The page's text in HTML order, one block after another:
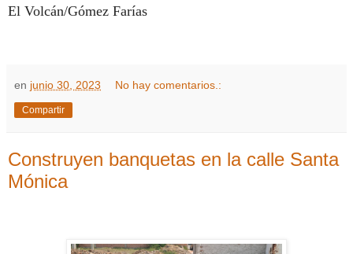
El Volcán/Gómez Farías
en junio 30, 2023 No hay comentarios.:
Compartir
Construyen banquetas en la calle Santa
Mónica